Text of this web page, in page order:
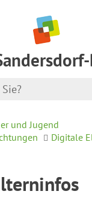
und Jugend
Digitale